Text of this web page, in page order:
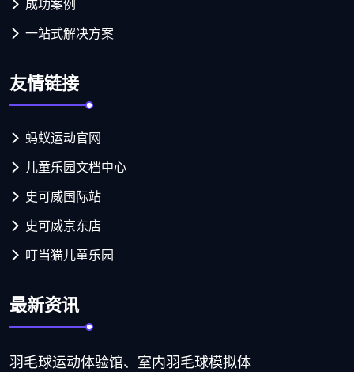
成功案例
一站式解决方案
友情链接
蚂蚁运动官网
儿童乐园文档中心
史可威国际站
史可威京东店
叮当猫儿童乐园
最新资讯
羽毛球运动体验馆、室内羽毛球模拟体